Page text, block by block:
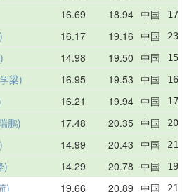
16.69 18.94 中国
16.17 19.16 中国
14.98 19.50 中国
梁) 16.95 19.53 中国
16.21 19.94 中国
鹏) 17.48 20.35 中国
14.99 20.43 中国
) 14.29 20.78 中国
) 19.66 20.89 中国